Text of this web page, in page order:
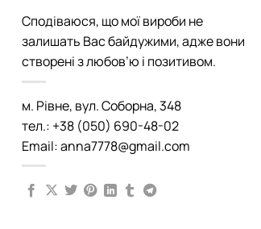
Сподіваюся, що мої вироби не
залишать Вас байдужими, адже вони
створені з любов’ю і позитивом.
м. Рівне, вул. Соборна, 348
тел.: +38 (050) 690-48-02
Email: anna7778@gmail.com